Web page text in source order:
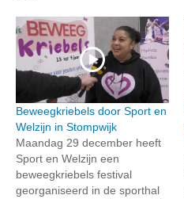
Beweegkriebels door Sport en
Welzijn in Stompwijk
Maandag 29 december heeft
Sport en Welzijn een
beweegkriebels festival
georganiseerd in de sporthal